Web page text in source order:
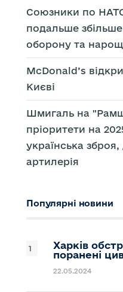
Союзники по
подальше
оборону та
McDonald’s
Києві
Шмигаль на
пріоритети на
українська
артилерія
Популярні новини
Харків
поранені
22.05.2024